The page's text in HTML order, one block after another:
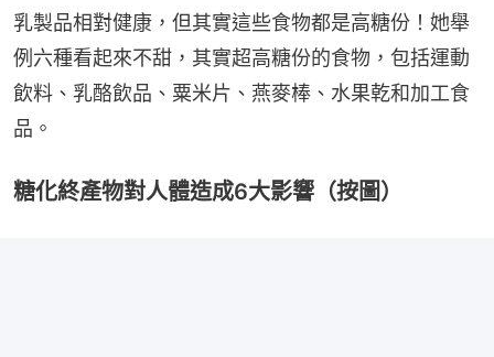
乳製品相對健康，但其實這些食物都是高糖份！她舉
例六種看起來不甜，其實超高糖份的食物，包括運動
飲料、乳酪飲品、粟米片、燕麥棒、水果乾和加工食
品。
糖化終產物對人體造成6大影響（按圖）